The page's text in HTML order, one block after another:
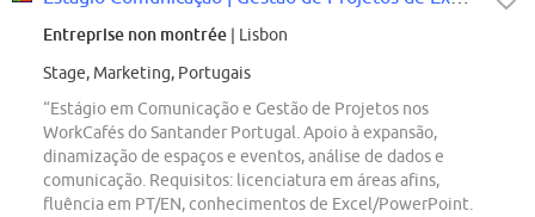
Entreprise non montrée | Lisbon
Stage, Marketing, Portugais
“Estágio em Comunicação e Gestão de Projetos nos
WorkCafés do Santander Portugal. Apoio à expansão,
dinamização de espaços e eventos, análise de dados e
comunicação. Requisitos: licenciatura em áreas afins,
fluência em PT/EN, conhecimentos de Excel/PowerPoint.